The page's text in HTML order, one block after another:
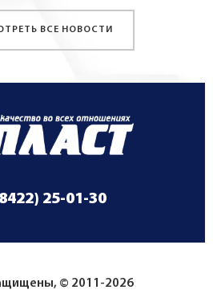
ВСЕ НОВОСТИ
25-01-30
© 2011-2026